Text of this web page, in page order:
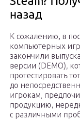
назад
К сожалению, в
компьютерных
закончили
версии (DEMO),
протестировать
до
игрокам,
продукцию,
с различными